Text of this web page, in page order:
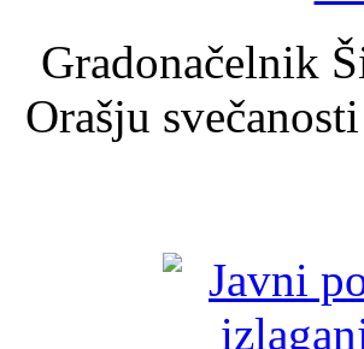
Gradonačelnik
Orašju